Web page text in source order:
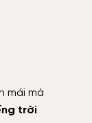
mái mà
trời